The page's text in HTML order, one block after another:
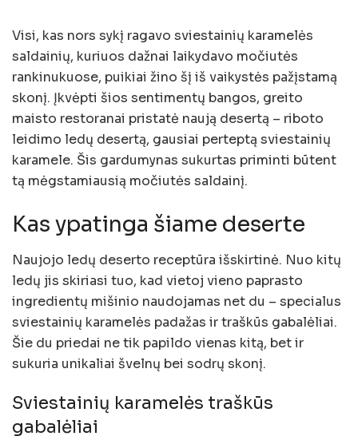
Visi, kas nors sykį ragavo sviestainių karamelės
saldainių, kuriuos dažnai laikydavo močiutės
rankinukuose, puikiai žino šį iš vaikystės pažįstamą
skonį. Įkvėpti šios sentimentų bangos, greito
maisto restoranai pristatė naują desertą – riboto
leidimo ledų desertą, gausiai perteptą sviestainių
karamele. Šis gardumynas sukurtas priminti būtent
tą mėgstamiausią močiutės saldainį.
Kas ypatinga šiame deserte
Naujojo ledų deserto receptūra išskirtinė. Nuo kitų
ledų jis skiriasi tuo, kad vietoj vieno paprasto
ingredientų mišinio naudojamas net du – specialus
sviestainių karamelės padažas ir traškūs gabalėliai.
Šie du priedai ne tik papildo vienas kitą, bet ir
sukuria unikaliai švelnų bei sodrų skonį.
Sviestainių karamelės traškūs
gabalėliai